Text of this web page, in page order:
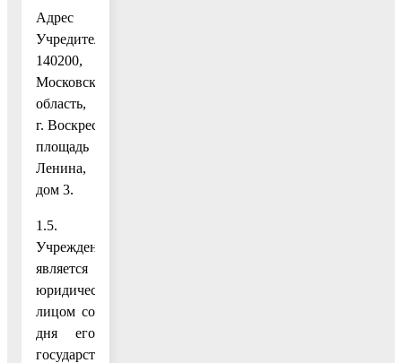
Адрес
Учредителя:
140200,
Московская
область,
г. Воскресенск,
площадь
Ленина,
дом 3.
1.5.
Учреждение
является
юридическим
лицом со
дня его
государственной